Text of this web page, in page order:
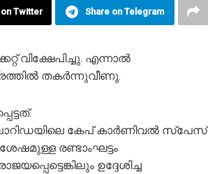
Twitter Share on Telegram
വിക്ഷേപിച്ചു. എന്നാല്‍
തകര്‍ന്നുവീണു.
കേപ് കാര്‍ണിവല്‍ സ്‌പേസ്
രണ്ടാംഘട്ടം
ഉദ്ദേശിച്ച